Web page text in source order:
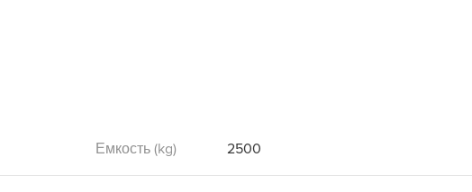
Емкость (kg) 2500